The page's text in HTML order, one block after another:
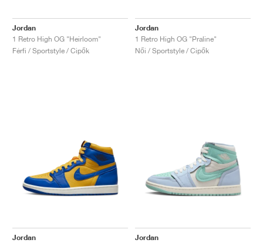
Jordan
1 Retro High OG "Heirloom"
Férfi / Sportstyle / Cipők
Jordan
1 Retro High OG "Praline"
Női / Sportstyle / Cipők
Jordan
Jordan